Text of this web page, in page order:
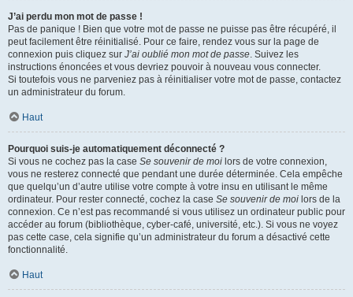
J’ai perdu mon mot de passe !
Pas de panique ! Bien que votre mot de passe ne puisse pas être récupéré, il
peut facilement être réinitialisé. Pour ce faire, rendez vous sur la page de
connexion puis cliquez sur J’ai oublié mon mot de passe. Suivez les
instructions énoncées et vous devriez pouvoir à nouveau vous connecter.
Si toutefois vous ne parveniez pas à réinitialiser votre mot de passe, contactez
un administrateur du forum.
Haut
Pourquoi suis-je automatiquement déconnecté ?
Si vous ne cochez pas la case Se souvenir de moi lors de votre connexion,
vous ne resterez connecté que pendant une durée déterminée. Cela empêche
que quelqu’un d’autre utilise votre compte à votre insu en utilisant le même
ordinateur. Pour rester connecté, cochez la case Se souvenir de moi lors de la
connexion. Ce n’est pas recommandé si vous utilisez un ordinateur public pour
accéder au forum (bibliothèque, cyber-café, université, etc.). Si vous ne voyez
pas cette case, cela signifie qu’un administrateur du forum a désactivé cette
fonctionnalité.
Haut